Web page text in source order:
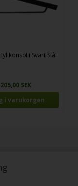
i Svart Stål
205,00 SEK